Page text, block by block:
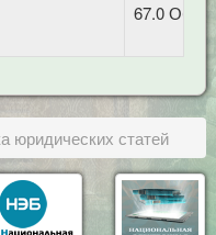
67.0
юридических статей